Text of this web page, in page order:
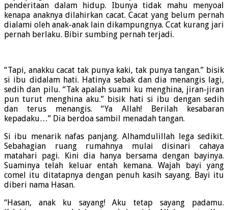
penderitaan dalam hidup. Ibunya tidak mahu menyoal
kenapa anaknya dilahirkan cacat. Cacat yang belum pernah
dialami oleh anak-anak lain dikampungnya. Ccat kurang jari
pernah berlaku. Bibir sumbing pernah terjadi.
“Tapi, anakku cacat tak punya kaki, tak punya tangan.” bisik
si ibu didalam hati. Hatinya sebak dan dia menangis lagi,
sedih dan pilu. “Tak apalah suami ku menghina, jiran-jiran
pun turut menghina aku.” bisik hati si ibu dengan sedih
dan terus menangis. “Ya Allah! Berilah kesabaran
kepadaku…” Dia berdoa sambil menadah tangan.
Si ibu menarik nafas panjang. Alhamdulillah lega sedikit.
Sebahagian ruang rumahnya mulai disinari cahaya
matahari pagi. Kini dia hanya bersama dengan bayinya.
Suaminya telah keluar entah kemana. Wajah bayi yang
comel itu ditatapnya dengan penuh kasih sayang. Bayi itu
diberi nama Hasan.
“Hasan, anak ku sayang! Aku tetap sayang padamu.